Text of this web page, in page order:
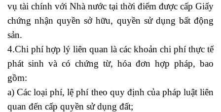
vụ tài chính với Nhà nước tại thời điểm được cấp Giấy
chứng nhận quyền sở hữu, quyền sử dụng bất động
sản.
4.Chi phí hợp lý liên quan là các khoản chi phí thực tế
phát sinh và có chứng từ, hóa đơn hợp pháp, bao
gồm:
a) Các loại phí, lệ phí theo quy định của pháp luật liên
quan đến cấp quyền sử dụng đất;